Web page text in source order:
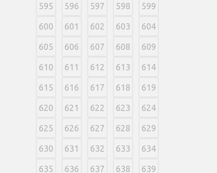
595 596 597 598 599
600 601 602 603 604
605 606 607 608 609
610 611 612 613 614
615 616 617 618 619
620 621 622 623 624
625 626 627 628 629
630 631 632 633 634
635 636 637 638 639